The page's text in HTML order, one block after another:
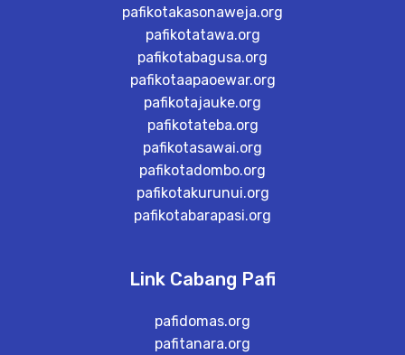
pafikotakasonaweja.org
pafikotatawa.org
pafikotabagusa.org
pafikotaapaoewar.org
pafikotajauke.org
pafikotateba.org
pafikotasawai.org
pafikotadombo.org
pafikotakurunui.org
pafikotabarapasi.org
Link Cabang Pafi
pafidomas.org
pafitanara.org